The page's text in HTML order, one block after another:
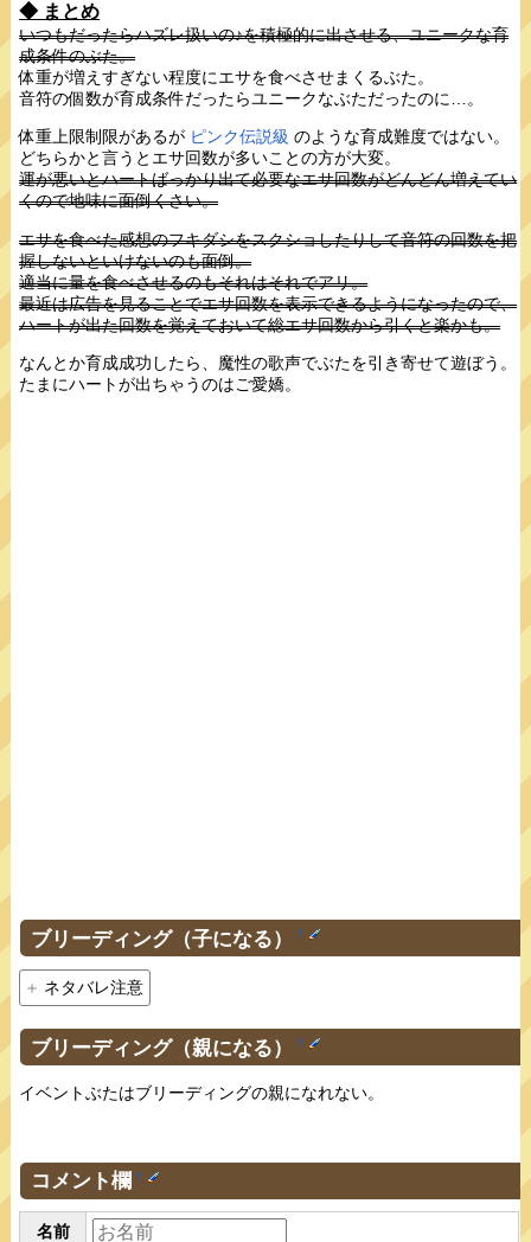
◆ まとめ
いつもだったらハズレ扱いの♪を積極的に出させる、ユニークな育
成条件のぶた。
体重が増えすぎない程度にエサを食べさせまくるぶた。
音符の個数が育成条件だったらユニークなぶただったのに…。
体重上限制限があるが ピンク伝説級 のような育成難度ではない。
どちらかと言うとエサ回数が多いことの方が大変。
運が悪いとハートばっかり出て必要なエサ回数がどんどん増えてい
くので地味に面倒くさい。
エサを食べた感想のフキダシをスクショしたりして音符の回数を把
握しないといけないのも面倒。
適当に量を食べさせるのもそれはそれでアリ。
最近は広告を見ることでエサ回数を表示できるようになったので、
ハートが出た回数を覚えておいて総エサ回数から引くと楽かも。
なんとか育成成功したら、魔性の歌声でぶたを引き寄せて遊ぼう。
たまにハートが出ちゃうのはご愛嬌。
ブリーディング（子になる） †
ネタバレ注意
ブリーディング（親になる） †
イベントぶたはブリーディングの親になれない。
コメント欄 †
名前